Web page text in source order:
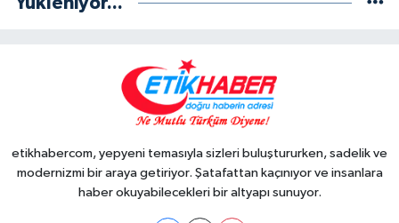
etikhabercom, yepyeni temasıyla sizleri buluştururken, sadelik ve
modernizmi bir araya getiriyor. Şatafattan kaçınıyor ve insanlara
haber okuyabilecekleri bir altyapı sunuyor.